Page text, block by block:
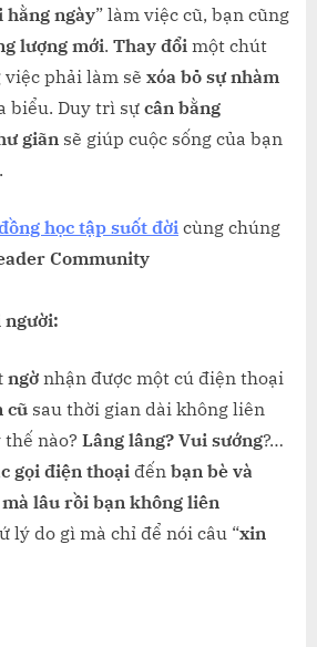
hằng ngày” làm việc cũ, bạn cũng
lượng mới. Thay đổi một chút
việc phải làm sẽ xóa bỏ sự nhàm
biểu. Duy trì sựcân bằng
giãn sẽ giúp cuộc sống của bạn
học tập suốt đời cùng chúng
Community
người:
ngờnhận được một cú điện thoại
cũ sau thời gian dài không liên
nào? Lâng lâng? Vui sướng?…
gọi điện thoại đến bạn bè và
lâu rồi bạn không liên
lý do gì mà chỉ để nói câu “xin